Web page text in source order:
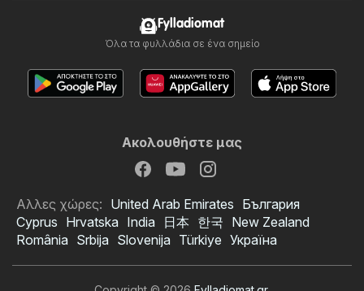
Fylladiomat
Όλα τα φυλλάδια σε ένα σημείο
Ακολουθήστε μας
Αλλες χώρες: United Arab Emirates България
Cyprus Hrvatska India 日本 한국 New Zealand
România Srbija Slovenija Türkiye Україна